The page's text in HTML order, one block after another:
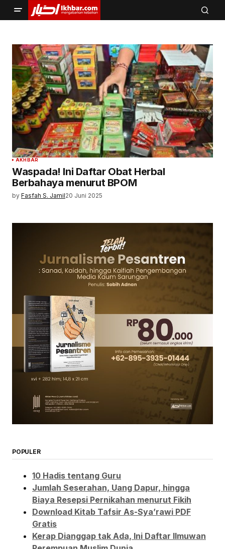
AKHBAR
Waspada! Ini Daftar Obat Herbal
Berbahaya menurut BPOM
by Fasfah S. Jamil20 Juni 2025
POPULER
10 Hadis tentang Guru
Jumlah Seserahan, Uang Dapur, hingga
Biaya Resepsi Pernikahan menurut Fikih
Download Kitab Tafsir As-Sya’rawi PDF
Gratis
Kerap Dianggap tak Ada, Ini Daftar Ilmuwan